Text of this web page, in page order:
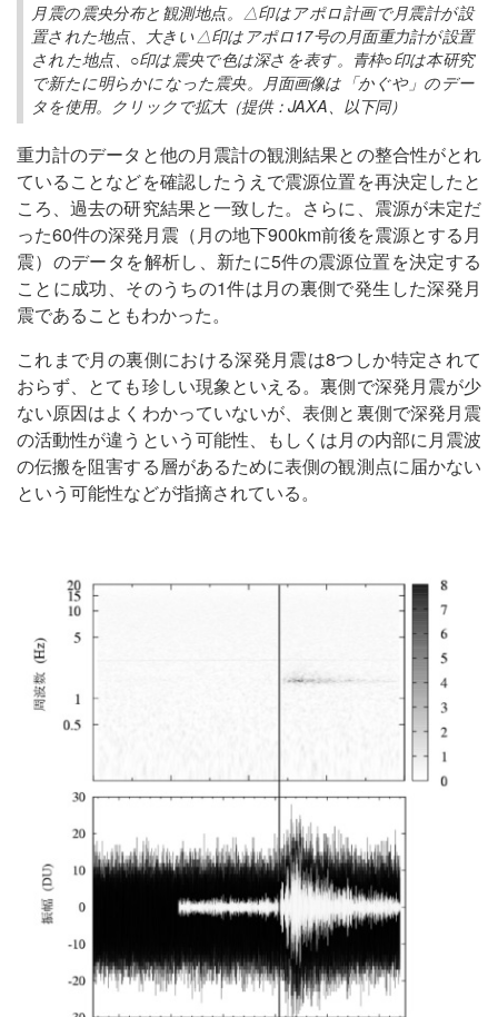
月震の震央分布と観測地点。△印はアポロ計画で月震計が設
置された地点、大きい△印はアポロ17号の月面重力計が設置
された地点、○印は震央で色は深さを表す。青枠○印は本研究
で新たに明らかになった震央。月面画像は「かぐや」のデー
タを使用。クリックで拡大（提供：JAXA、以下同）
重力計のデータと他の月震計の観測結果との整合性がとれ
ていることなどを確認したうえで震源位置を再決定したと
ころ、過去の研究結果と一致した。さらに、震源が未定だ
った60件の深発月震（月の地下900km前後を震源とする月
震）のデータを解析し、新たに5件の震源位置を決定する
ことに成功、そのうちの1件は月の裏側で発生した深発月
震であることもわかった。
これまで月の裏側における深発月震は8つしか特定されて
おらず、とても珍しい現象といえる。裏側で深発月震が少
ない原因はよくわかっていないが、表側と裏側で深発月震
の活動性が違うという可能性、もしくは月の内部に月震波
の伝搬を阻害する層があるために表側の観測点に届かない
という可能性などが指摘されている。